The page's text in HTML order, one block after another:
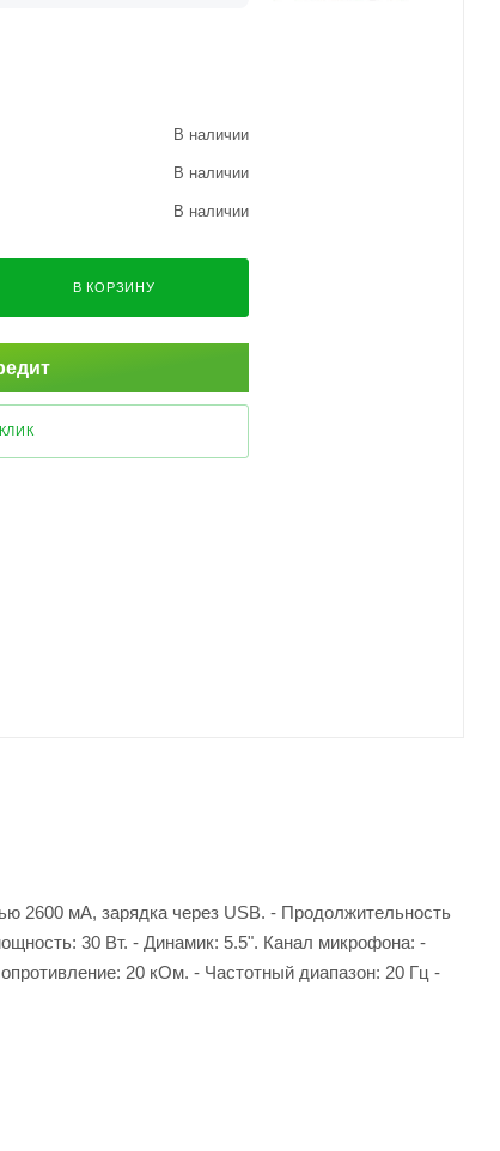
В наличии
В наличии
В наличии
В КОРЗИНУ
2600 мА, зарядка через USB. - Продолжительность
30 Вт. - Динамик: 5.5". Канал микрофона: -
20 кОм. - Частотный диапазон: 20 Гц -